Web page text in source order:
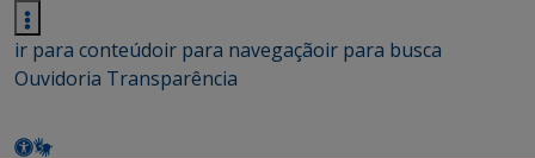
ir para conteúdoir para navegaçãoir para busca
Ouvidoria Transparência